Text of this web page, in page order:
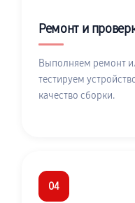
Ремонт и
Выполняем ремонт
тестируем
качество сборки.
04